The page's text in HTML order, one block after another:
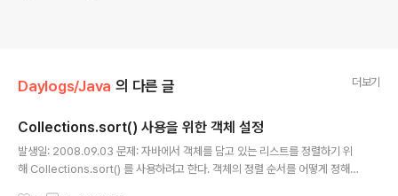
Daylogs/Java 의 다른 글 더보기
Collections.sort() 사용을 위한 객체 설정
발생일: 2008.09.03 문제: 자바에서 객체를 담고 있는 리스트를 정렬하기 위
해 Collections.sort() 를 사용하려고 한다. 객체의 정렬 순서를 어떻게 정해